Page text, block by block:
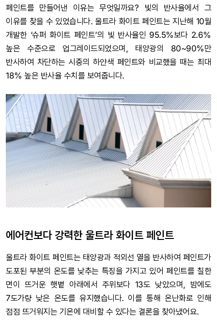
페인트를 만들어낸 이유는 무엇일까요? 빛의 반사율에서 그
이유를 찾을 수 있었습니다. 울트라 화이트 페인트는 지난해 10월
개발한 ‘슈퍼 화이트 페인트’의 빛 반사율인 95.5%보다 2.6%
높은 수준으로 업그레이드되었으며, 태양광의 80~90%만
반사하여 차단하는 시중의 하얀색 페인트와 비교했을 때는 최대
18% 높은 반사율 수치를 보여줍니다.
에어컨보다 강력한 울트라 화이트 페인트
울트라 화이트 페인트는 태양광과 적외선 열을 반사하여 페인트가
도포된 부분의 온도를 낮추는 특징을 가지고 있어 페인트를 칠한
면이 뜨거운 햇볕 아래에서 주위보다 13도 낮았으며, 밤에도
7도가량 낮은 온도를 유지했습니다. 이를 통해 온난화로 인해
점점 뜨거워지는 기온에 대비할 수 있다는 결론을 찾아냈어요.